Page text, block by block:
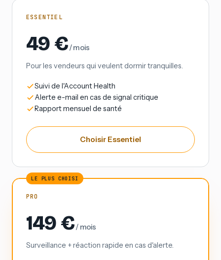
ESSENTIEL
49 €/ mois
Pour les vendeurs qui veulent dormir tranquilles.
Suivi de l'Account Health
Alerte e-mail en cas de signal critique
Rapport mensuel de santé
Choisir Essentiel
LE PLUS CHOISI
PRO
149 €/ mois
Surveillance + réaction rapide en cas d'alerte.